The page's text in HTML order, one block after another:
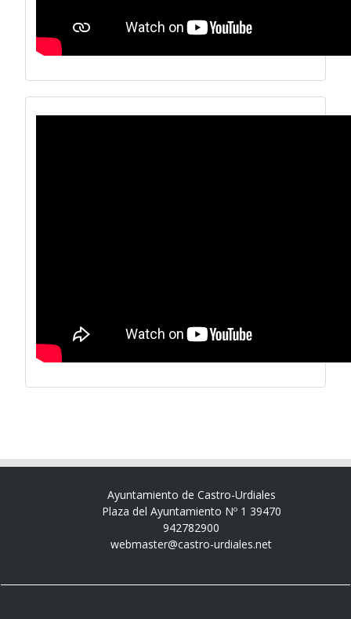
Ayuntamiento de Castro-Urdiales
Plaza del Ayuntamiento Nº 1 39470
942782900
webmaster@castro-urdiales.net